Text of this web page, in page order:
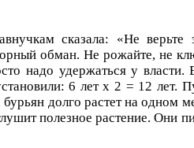
сказала: «Не верьте
обман. Не рожайте, не
надо удержаться у власти.
6 лет x 2 = 12 лет.
бурьян долго растет на одном
полезное растение. Они